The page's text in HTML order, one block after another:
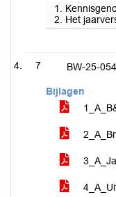
1.
2. Het
7 BW-25-
Bijlagen